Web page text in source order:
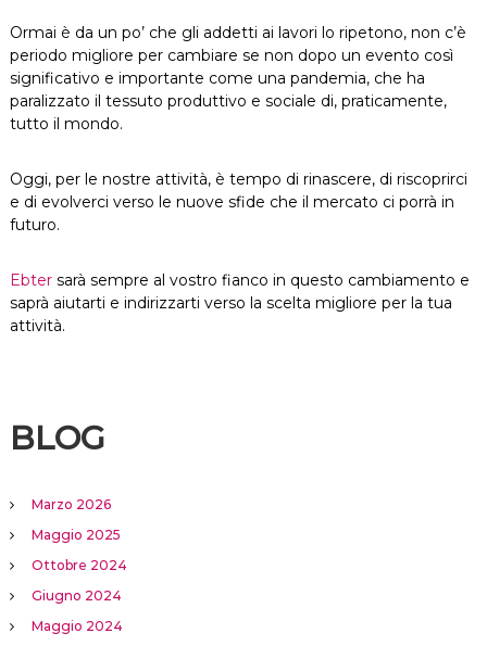
Ormai è da un po’ che gli addetti ai lavori lo ripetono, non c’è
periodo migliore per cambiare se non dopo un evento così
significativo e importante come una pandemia, che ha
paralizzato il tessuto produttivo e sociale di, praticamente,
tutto il mondo.
Oggi, per le nostre attività, è tempo di rinascere, di riscoprirci
e di evolverci verso le nuove sfide che il mercato ci porrà in
futuro.
Ebtersarà sempre al vostro fianco in questo cambiamento e
saprà aiutarti e indirizzarti verso la scelta migliore per la tua
attività.
BLOG
Marzo 2026
Maggio 2025
Ottobre 2024
Giugno 2024
Maggio 2024